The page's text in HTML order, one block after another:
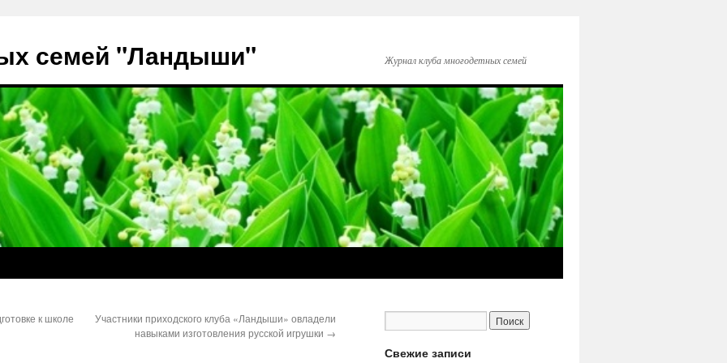
семей "Ландыши" Журнал клуба многодетных семей
к школе
Участники приходского клуба «Ландыши» овладели
навыками изготовления русской игрушки →
Свежие записи